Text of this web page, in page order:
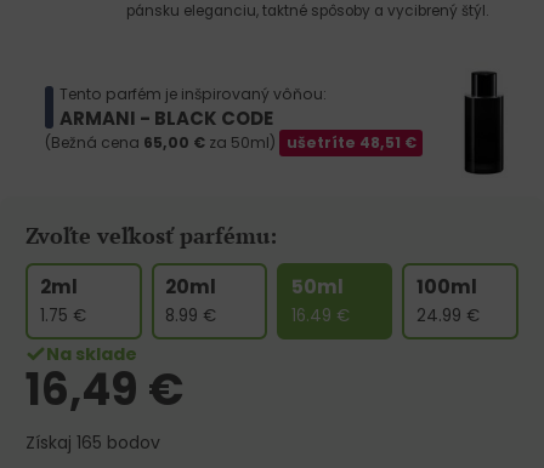
pánsku eleganciu, taktné spôsoby a vycibrený štýl.
Tento parfém je inšpirovaný vôňou:
ARMANI - BLACK CODE
(Bežná cena 65,00 € za 50ml) ušetríte 48,51 €
Zvoľte veľkosť parfému:
2ml
1.75 €
20ml
8.99 €
50ml
16.49 €
100ml
24.99 €
Na sklade
16,49 €
Získaj 165 bodov